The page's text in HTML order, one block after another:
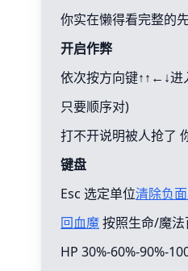
你实在懒得看完整的
开启作弊
依次按方向键↑↑←↓进
只要顺序对)
打不开说明被人抢了
键盘
Esc 选定单位清除负
回血魔按照生命/魔
HP 30%-60%-90%-